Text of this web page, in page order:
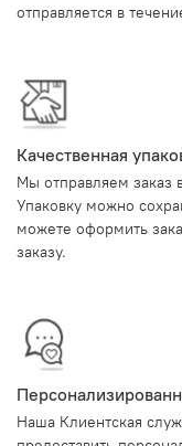
отправляется в
Качественная
Мы отправляем заказ
Упаковку можно
можете оформить
заказу.
Наша Клиентская